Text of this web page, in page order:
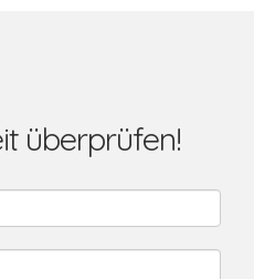
überprüfen!